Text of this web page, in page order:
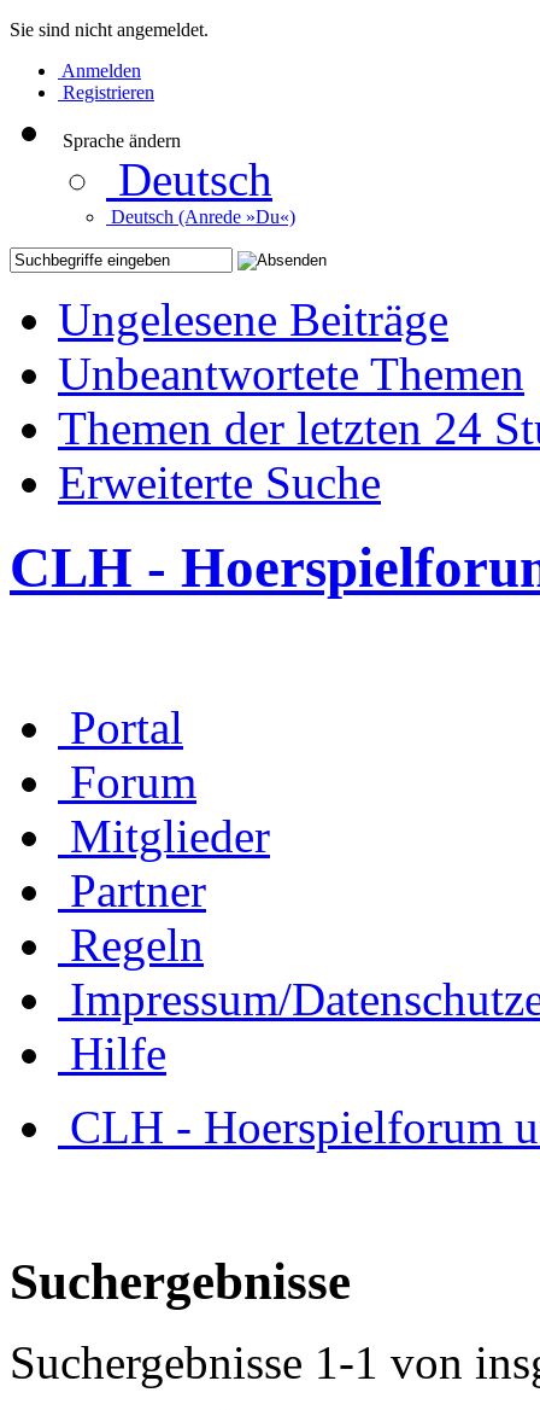
Sie sind nicht angemeldet.
Anmelden
Registrieren
Sprache ändern
Deutsch
Deutsch (Anrede »Du«)
Ungelesene Beiträge
Unbeantwortete Themen
Themen der letzten 24
Erweiterte Suche
CLH -
Portal
Forum
Mitglieder
Partner
Regeln
Impressum/
Hilfe
CLH - Hoerspielforum
Suchergebnisse
Suchergebnisse 1-1 von